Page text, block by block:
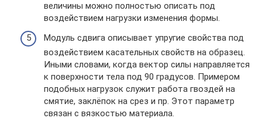
величины можно полностью описать под
воздействием нагрузки изменения формы.
Модуль сдвига описывает упругие свойства под
воздействием касательных свойств на образец.
Иными словами, когда вектор силы направляется
к поверхности тела под 90 градусов. Примером
подобных нагрузок служит работа гвоздей на
смятие, заклёпок на срез и пр. Этот параметр
связан с вязкостью материала.